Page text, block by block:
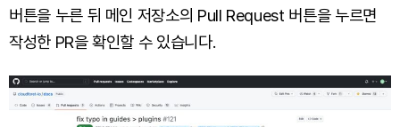
버튼을 누른 뒤 메인 저장소의 Pull Request 버튼을 누르면
작성한 PR을 확인할 수 있습니다.